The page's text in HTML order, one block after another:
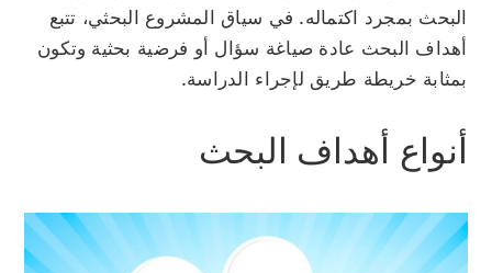
البحث بمجرد اكتماله. في سياق المشروع البحثي، تتبع
أهداف البحث عادة صياغة سؤال أو فرضية بحثية وتكون
بمثابة خريطة طريق لإجراء الدراسة.
أنواع أهداف البحث